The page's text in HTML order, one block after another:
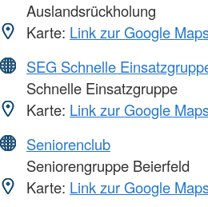
Auslandsrückholung
Karte: Link zur Google
SEG Schnelle
Schnelle Einsatzgruppe
Karte: Link zur Google
Seniorenclub
Seniorengruppe Beierfeld
Karte: Link zur Google